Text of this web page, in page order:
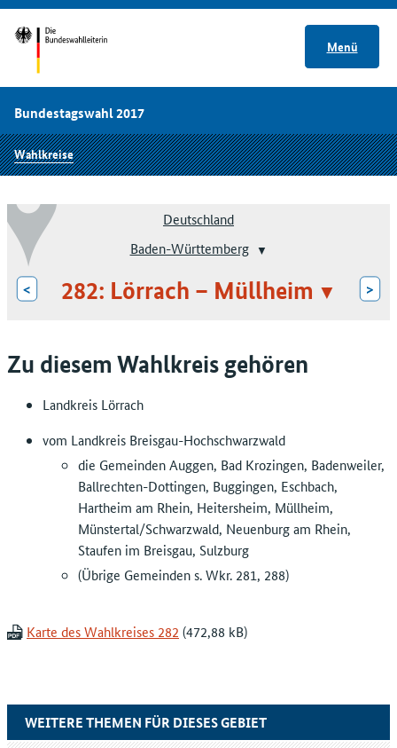
Menü
Bundestagswahl 2017
Wahlkreise
Deutschland
Baden-Württemberg
< 282: Lörrach – Müllheim >
Zu diesem Wahlkreis gehören
Landkreis Lörrach
vom Landkreis Breisgau-Hochschwarzwald
die Gemeinden Auggen, Bad Krozingen, Badenweiler,
Ballrechten-Dottingen, Buggingen, Eschbach,
Hartheim am Rhein, Heitersheim, Müllheim,
Münstertal/Schwarzwald, Neuenburg am Rhein,
Staufen im Breisgau, Sulzburg
(Übrige Gemeinden s. Wkr. 281, 288)
Karte des Wahlkreises 282
WEITERE THEMEN FÜR DIESES GEBIET